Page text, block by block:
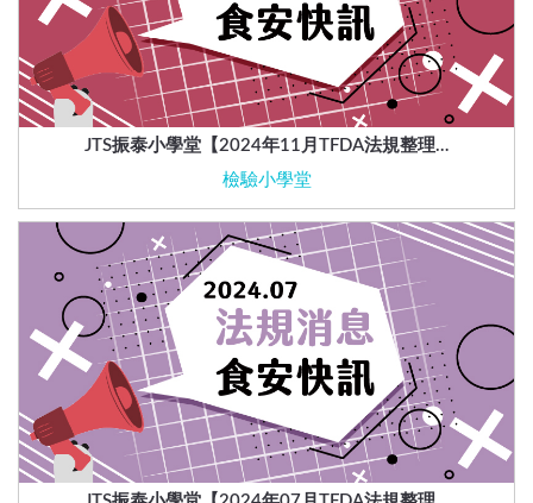
JTS振泰小學堂【2024年11月TFDA法規整理…
檢驗小學堂